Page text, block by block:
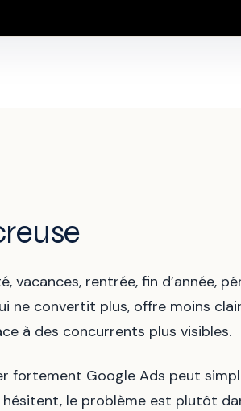
rentrée, fin d’année,
ne convertit plus, offre moins
à des concurrents plus visibles.
fortement Google Ads peut
le problème est plutôt